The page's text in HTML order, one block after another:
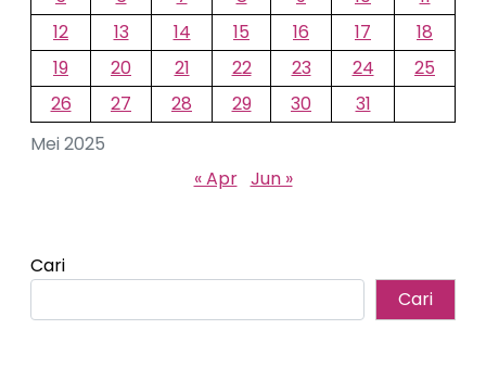
Mei 2025
12
13 14 15 16 17
18
19
20 21 22 23 24
25
26
27 28 29 30 31
« Apr Jun »
Cari
Cari